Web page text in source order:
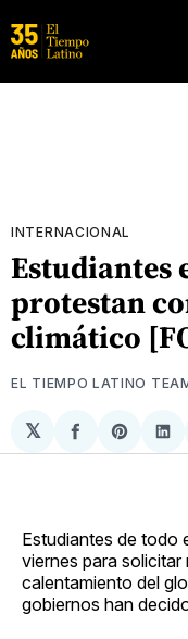
INTERNACIONAL
Estudiantes
protestan
climático
EL TIEMPO LATINO
𝕏
Compartir
en
Share
on
en
Estudiantes de todo
viernes para
calentamiento del
gobiernos han